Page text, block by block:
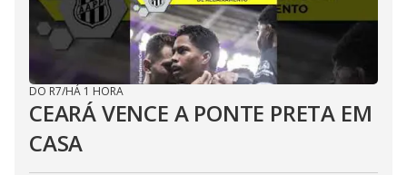
DO R7/HÁ 1 HORA
CEARÁ VENCE A PONTE PRETA EM
CASA